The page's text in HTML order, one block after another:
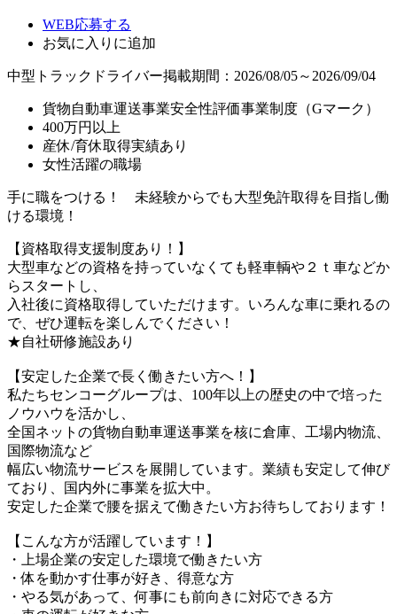
WEB応募する
お気に入り に追加
中型トラックドライバー掲載期間：2026/08/05～2026/09/04
貨物自動車運送事業安全性評価事業制度（Gマーク）
400万円以上
産休/育休取得実績あり
女性活躍の職場
手に職をつける！ 未経験からでも大型免許取得を目指し働
ける環境！
【資格取得支援制度あり！】
大型車などの資格を持っていなくても軽車輌や２ｔ車などか
らスタートし、
入社後に資格取得していただけます。いろんな車に乗れるの
で、ぜひ運転を楽しんでください！
★自社研修施設あり
【安定した企業で長く働きたい方へ！】
私たちセンコーグループは、100年以上の歴史の中で培った
ノウハウを活かし、
全国ネットの貨物自動車運送事業を核に倉庫、工場内物流、
国際物流など
幅広い物流サービスを展開しています。業績も安定して伸び
ており、国内外に事業を拡大中。
安定した企業で腰を据えて働きたい方お待ちしております！
【こんな方が活躍しています！】
・上場企業の安定した環境で働きたい方
・体を動かす仕事が好き、得意な方
・やる気があって、何事にも前向きに対応できる方